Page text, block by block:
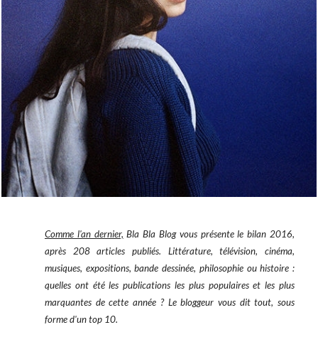
Comme l'an dernier, Bla Bla Blog vous présente le bilan 2016,
après 208 articles publiés. Littérature, télévision, cinéma,
musiques, expositions, bande dessinée, philosophie ou histoire :
quelles ont été les publications les plus populaires et les plus
marquantes de cette année ? Le bloggeur vous dit tout, sous
forme d'un top 10.